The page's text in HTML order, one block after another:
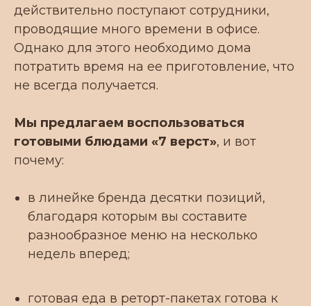
действительно поступают сотрудники,
проводящие много времени в офисе.
Однако для этого необходимо дома
потратить время на ее приготовление, что
не всегда получается.
Мы предлагаем воспользоваться
готовыми блюдами «7 верст», и вот
почему:
в линейке бренда десятки позиций,
благодаря которым вы составите
разнообразное меню на несколько
недель вперед;
готовая еда в реторт-пакетах готова к